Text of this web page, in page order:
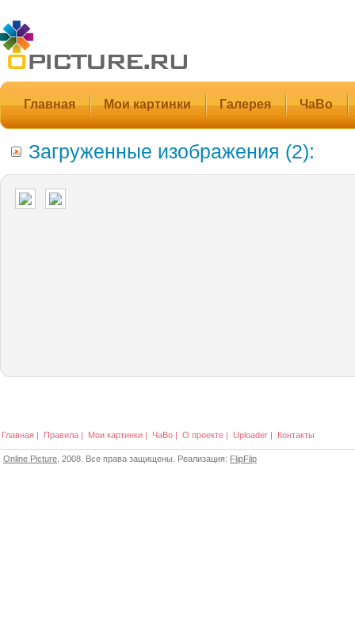
Главная Мои картинки Галерея ЧаВо
Загруженные изображения (2):
Главная | Правила | Мои картинки | ЧаВо | О проекте | Uploader | Контакты
Online Picture , 2008. Все права защищены. Реализация: FlipFlip